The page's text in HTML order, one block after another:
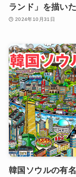
ランド」を描い
2024年10月31日
韓国ソウルの有